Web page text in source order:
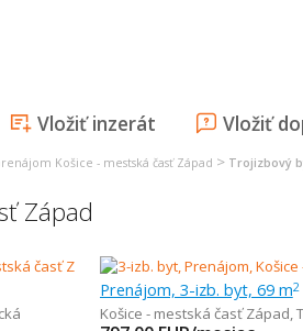
Vložiť inzerát Vložiť
Košice - mestská časť Západ > Trojizbový
Západ
Prenájom, 3-izb. byt, 69 m2
Košice - mestská časť Západ,